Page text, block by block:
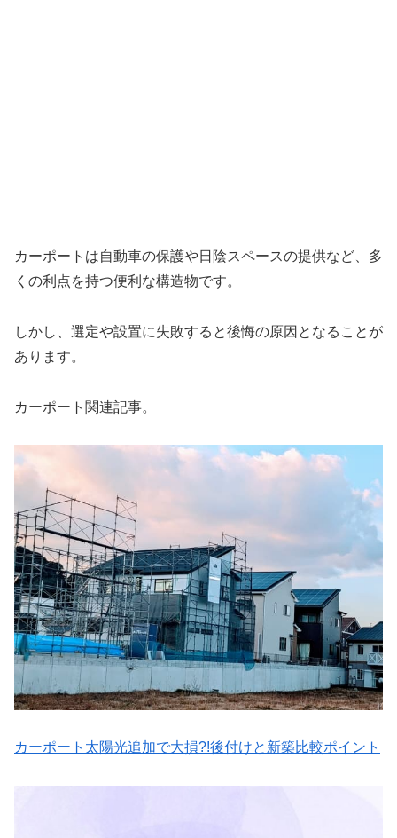
カーポートは自動車の保護や日陰スペースの提供など、多
くの利点を持つ便利な構造物です。
しかし、選定や設置に失敗すると後悔の原因となることが
あります。
カーポート関連記事。
カーポート太陽光追加で大損?!後付けと新築比較ポイント